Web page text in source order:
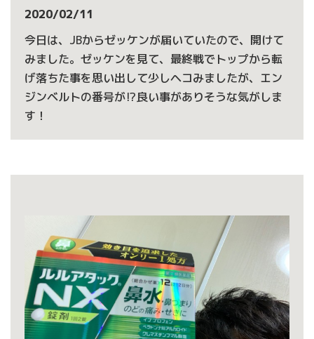
2020/02/11
今日は、JBからゼッケンが届いていたので、開けて
みました。ゼッケンを見て、最終戦でトップから転
げ落ちた事を思い出して少しヘコみましたが、エン
ジンベルトの番号が⁉︎良い事がありそうな気がしま
す！